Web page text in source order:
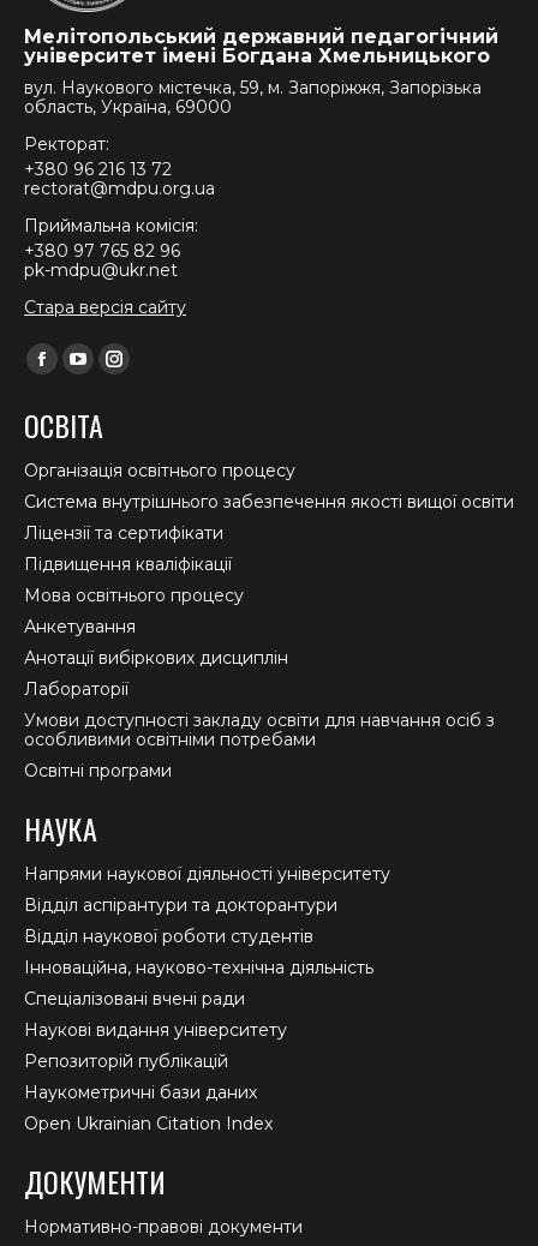
Мелітопольський державний педагогічний
університет імені Богдана Хмельницького
вул. Наукового містечка, 59, м. Запоріжжя, Запорізька
область, Україна, 69000
Ректорат:
+380 96 216 13 72
rectorat@mdpu.org.ua
Приймальна комісія:
+380 97 765 82 96
pk-mdpu@ukr.net
Стара версія сайту
Find us on:
Facebook
opens
in
new
window
YouTube
opens
in
new
window
Instagram
in
new
window
ОСВІТА
Організація освітнього процесу
Система внутрішнього забезпечення якості вищої освіти
Ліцензії та сертифікати
Підвищення кваліфікації
Мова освітнього процесу
Анкетування
Анотації вибіркових дисциплін
Лабораторії
Умови доступності закладу освіти для навчання осіб з
особливими освітніми потребами
Освітні програми
НАУКА
Напрями наукової діяльності університету
Відділ аспірантури та докторантури
Відділ наукової роботи студентів
Інноваційна, науково-технічна діяльність
Спеціалізовані вчені ради
Наукові видання університету
Репозиторій публікацій
Наукометричні бази даних
Open Ukrainian Citation Index
ДОКУМЕНТИ
Нормативно-правові документи